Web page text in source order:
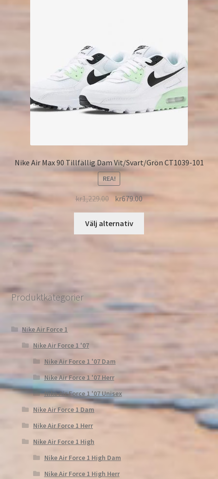
Nike Air Max 90 Tillfällig Dam Vit/Svart/Grön CT1039-101
REA!
kr1,229.00 kr679.00
Välj alternativ
Produktkategorier
Nike Air Force 1
Nike Air Force 1 '07
Nike Air Force 1 '07 Dam
Nike Air Force 1 '07 Herr
Nike Air Force 1 '07 Unisex
Nike Air Force 1 Dam
Nike Air Force 1 Herr
Nike Air Force 1 High
Nike Air Force 1 High Dam
Nike Air Force 1 High Herr